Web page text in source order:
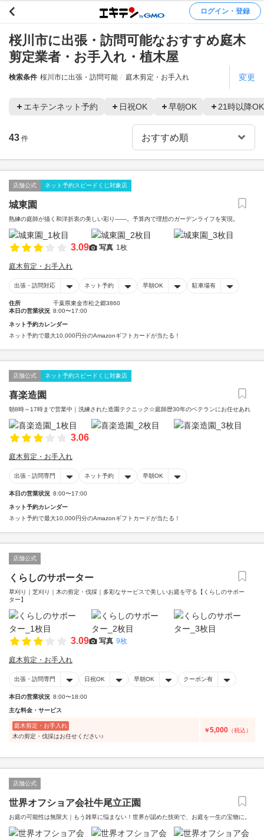
ログイン・登録
桜川市に出張・訪問可能なおすすめ庭木
剪定業者・お手入れ・植木屋
検索条件 桜川市に出張・訪問可能 庭木剪定・お手入れ 変更
エキテンネット予約 日祝OK 早朝OK 21時以降OK
43 件
店舗公式 ネット予約スピードくじ対象店
城東園
熟練の庭師が描く和洋折衷の美しい彩り――。予算内で理想のガーデンライフを実現。
3.09 写真 1枚
庭木剪定・お手入れ
出張・訪問対応 ネット予約 早朝OK 駐車場有
住所
千葉県東金市松之郷3860
本日の営業状況 8:00〜17:00
ネット予約カレンダー
ネット予約で最大10,000円分のAmazonギフトカードが当たる！
店舗公式 ネット予約スピードくじ対象店
喜楽造園
朝8時～17時まで営業中｜洗練された造園テクニック☆庭師歴30年のベテランにお任せあれ
3.06
庭木剪定・お手入れ
出張・訪問専門 ネット予約 早朝OK
本日の営業状況 8:00〜17:00
ネット予約カレンダー
ネット予約で最大10,000円分のAmazonギフトカードが当たる！
店舗公式
くらしのサポーター
草刈り｜芝刈り｜木の剪定・伐採｜多彩なサービスで美しいお庭を守る【くらしのサポー
ター】
3.09 写真 9枚
庭木剪定・お手入れ
出張・訪問専門 日祝OK 早朝OK クーポン有
本日の営業状況 8:00〜18:00
主な料金・サービス
庭木剪定・お手入れ
木の剪定・伐採はお任せください♪
￥5,000 （税込）
店舗公式
世界オフショア会社牛尾立正園
お庭の可能性は無限大｜もう雑草に悩まない！世界が認めた技術で、お庭を一生の宝物に。